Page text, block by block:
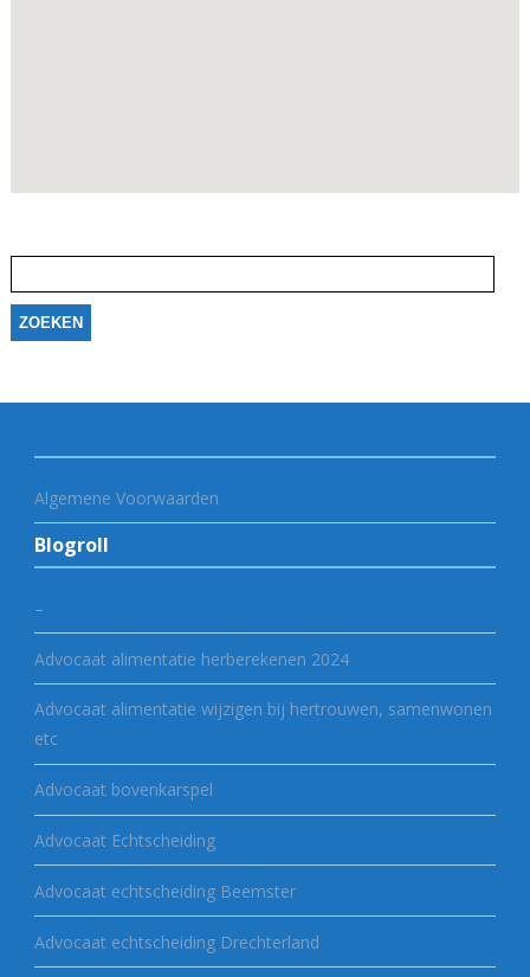
naar:
Algemene Voorwaarden
Blogroll
–
Advocaat alimentatie herberekenen 2024
Advocaat alimentatie wijzigen bij hertrouwen, samenwonen
etc
Advocaat bovenkarspel
Advocaat Echtscheiding
Advocaat echtscheiding Beemster
Advocaat echtscheiding Drechterland